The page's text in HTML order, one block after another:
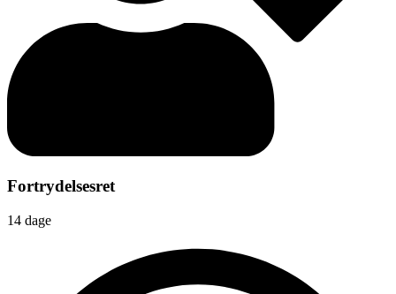
Fortrydelsesret
14 dage